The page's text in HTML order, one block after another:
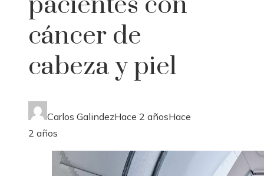
cáncer de
cabeza y piel
Carlos GalindezHace 2 añosHace
2 años